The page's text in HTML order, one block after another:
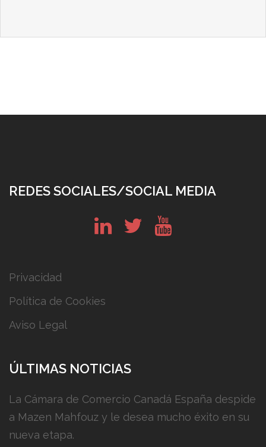
REDES SOCIALES/SOCIAL MEDIA
Privacidad
Política de Cookies
Aviso Legal
ÚLTIMAS NOTICIAS
La Cámara de Comercio Canadá España despide
a Mazen Mahfouz y le desea mucho éxito en su
nueva etapa.